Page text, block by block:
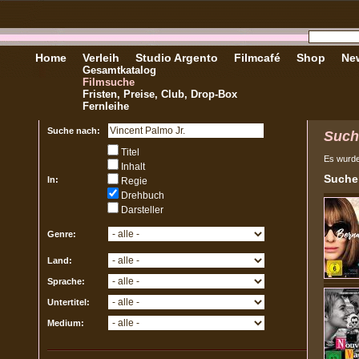
Home Verleih
Gesamtkatalog
Filmsuche
Fristen, Preise, Club, Drop-Box
Fernleihe
Studio Argento Filmcafé Shop
Suche nach:
In:
Titel
Inhalt
Regie
Drehbuch
Darsteller
Genre:
Land:
Sprache:
Untertitel:
Medium:
Es